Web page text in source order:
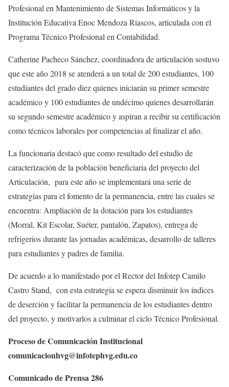
Profesional en Mantenimiento de Sistemas Informáticos y la
Institución Educativa Enoc Mendoza Riascos, articulada con el
Programa Técnico Profesional en Contabilidad.
Catherine Pacheco Sánchez, coordinadora de articulación sostuvo
que este año 2018 se atenderá a un total de 200 estudiantes, 100
estudiantes del grado diez quienes iniciarán su primer semestre
académico y 100 estudiantes de undécimo quienes desarrollarán
su segundo semestre académico y aspiran a recibir su certificación
como técnicos laborales por competencias al finalizar el año.
La funcionaria destacó que como resultado del estudio de
caracterización de la población beneficiaria del proyecto del
Articulación, para este año se implementará una serie de
estrategias para el fomento de la permanencia, entre las cuales se
encuentra: Ampliación de la dotación para los estudiantes
(Morral, Kit Escolar, Suéter, pantalón, Zapatos), entrega de
refrigerios durante las jornadas académicas, desarrollo de talleres
para estudiantes y padres de familia.
De acuerdo a lo manifestado por el Rector del Infotep Camilo
Castro Stand, con esta estrategia se espera disminuir los índices
de deserción y facilitar la permanencia de los estudiantes dentro
del proyecto, y motivarlos a culminar el ciclo Técnico Profesional.
Proceso de Comunicación Institucional
comunicacionhvg@infotephvg.edu.co
Comunicado de Prensa 286